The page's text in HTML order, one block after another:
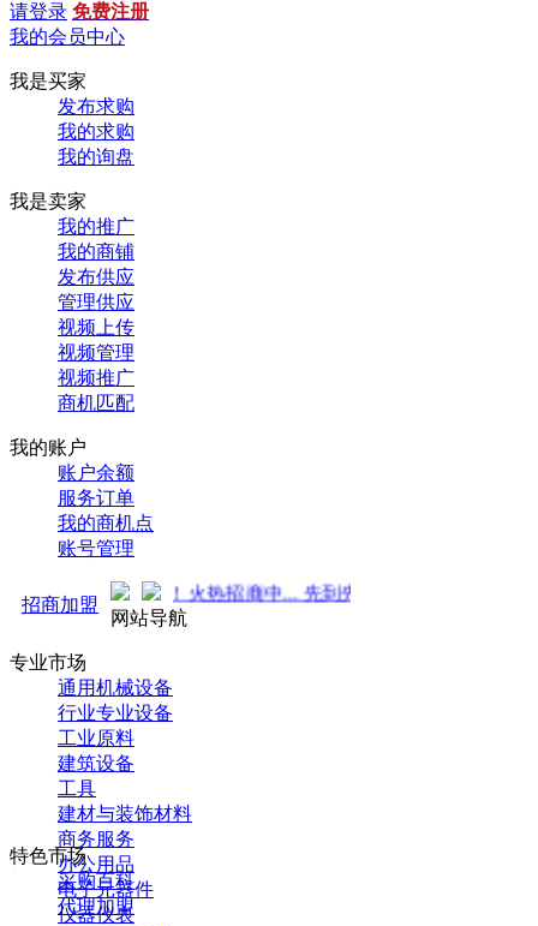
请登录 免费注册
我的会员中心
我是买家
发布求购
我的求购
我的询盘
我是卖家
我的推广
我的商铺
发布供应
管理供应
视频上传
视频管理
视频推广
商机匹配
我的账户
账户余额
服务订单
我的商机点
账号管理
招商加盟
强势来袭！火热招商中... 先到先得 ！
网站导航
专业市场
通用机械设备
行业专业设备
工业原料
建筑设备
工具
建材与装饰材料
商务服务
办公用品
电子元器件
仪器仪表
特色市场
采购百科
代理加盟